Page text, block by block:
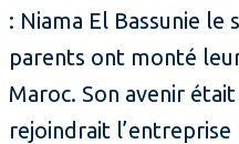
: Niama El Bassunie
parents ont monté
Maroc. Son avenir
rejoindrait